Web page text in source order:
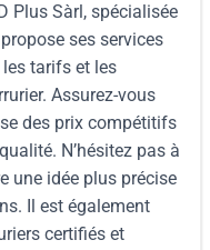
Plus Sàrl, spécialisée
ses services
tarifs et les
Assurez-vous
des prix compétitifs
N’hésitez pas à
une idée plus précise
Il est également
certifiés et